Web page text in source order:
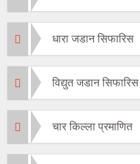
धारा जडान सिफारिस
विद्युत जडान सिफारिस
चार किल्ला प्रमाणित